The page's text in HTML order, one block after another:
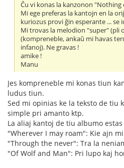
Ĉu vi konas la kanzonon "Nothing
Mi ege preferas la kantojn en la
kuriozus provi ĝin esperante ... se
Mi trovas la melodion "super" (pli
(kompreneble, ankaŭ mi havas
infanoj). Ne gravas !
amike !
Manu
Jes kompreneble mi konas tiun
ludus tiun.
Sed mi opinias ke la teksto de tiu
simple pri amanto ktp.
La aliaj kantoj de tiu albumo
"Wherever I may roam": Kie ajn
"Through the never": Tra la
"Of Wolf and Man": Pri lupo kaj